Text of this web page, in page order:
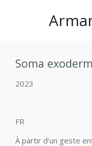
Soma
2023
FR
À partir d'un geste